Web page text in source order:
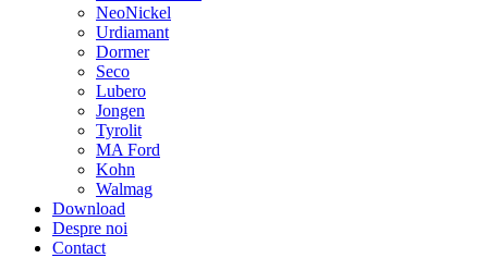
NeoNickel
Urdiamant
Dormer
Seco
Lubero
Jongen
Tyrolit
MA Ford
Kohn
Walmag
Download
Despre noi
Contact